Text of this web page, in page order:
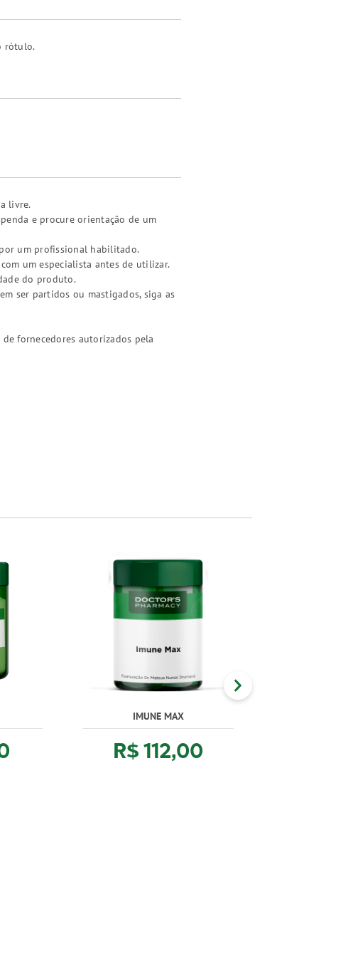
rótulo.
livre.
e procure orientação de um
um profissional habilitado.
um especialista antes de utilizar.
do produto.
ser partidos ou mastigados, siga as
fornecedores autorizados pela
IMUNE MAX
R$ 112,00